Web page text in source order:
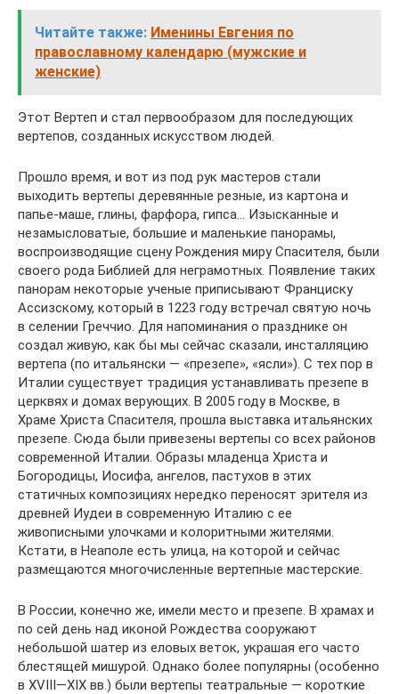
Читайте также: Именины Евгения по
православному календарю (мужские и
женские)
Этот Вертеп и стал первообразом для последующих
вертепов, созданных искусством людей.
Прошло время, и вот из под рук мастеров стали
выходить вертепы деревянные резные, из картона и
папье-маше, глины, фарфора, гипса… Изысканные и
незамысловатые, большие и маленькие панорамы,
воспроизводящие сцену Рождения миру Спасителя, были
своего рода Библией для неграмотных. Появление таких
панорам некоторые ученые приписывают Франциску
Ассизскому, который в 1223 году встречал святую ночь
в селении Греччио. Для напоминания о празднике он
создал живую, как бы мы сейчас сказали, инсталляцию
вертепа (по итальянски — «презепе», «ясли»). С тех пор в
Италии существует традиция устанавливать презепе в
церквях и домах верующих. В 2005 году в Москве, в
Храме Христа Спасителя, прошла выставка итальянских
презепе. Сюда были привезены вертепы со всех районов
современной Италии. Образы младенца Христа и
Богородицы, Иосифа, ангелов, пастухов в этих
статичных композициях нередко переносят зрителя из
древней Иудеи в современную Италию с ее
живописными улочками и колоритными жителями.
Кстати, в Неаполе есть улица, на которой и сейчас
размещаются многочисленные вертепные мастерские.
В России, конечно же, имели место и презепе. В храмах и
по сей день над иконой Рождества сооружают
небольшой шатер из еловых веток, украшая его часто
блестящей мишурой. Однако более популярны (особенно
в XVIII—XIX вв.) были вертепы театральные — короткие